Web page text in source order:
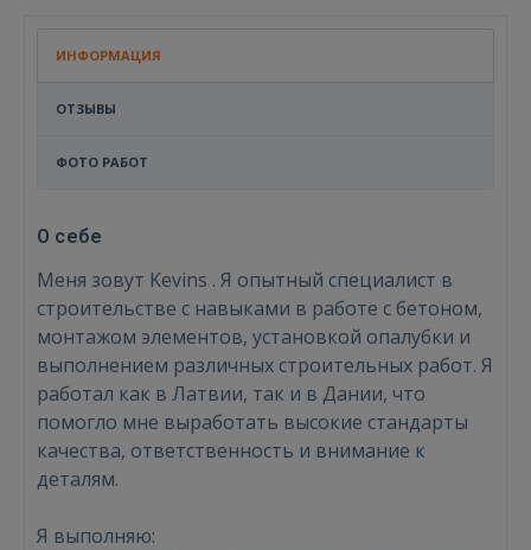
ИНФОРМАЦИЯ
ОТЗЫВЫ
ФОТО РАБОТ
О себе
Меня зовут Kevins . Я опытный специалист в
строительстве с навыками в работе с бетоном,
монтажом элементов, установкой опалубки и
выполнением различных строительных работ. Я
работал как в Латвии, так и в Дании, что
помогло мне выработать высокие стандарты
качества, ответственность и внимание к
деталям.
Я выполняю: